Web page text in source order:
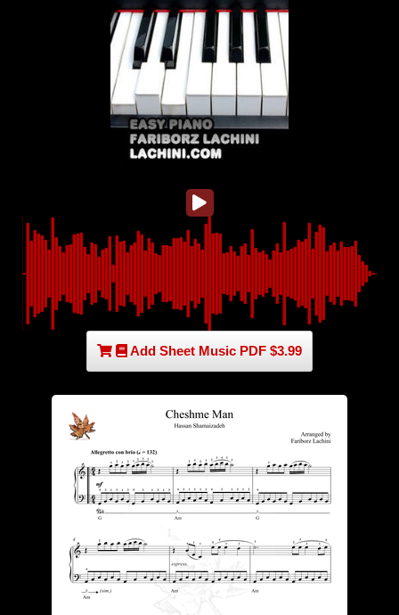
Add Sheet Music PDF $3.99